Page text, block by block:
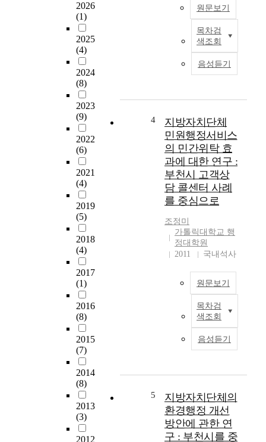
2026
(1)
2025
(4)
2024
(8)
2023
(9)
2022
(6)
2021
(4)
2019
(5)
2018
(4)
2017
(1)
2016
(8)
2015
(7)
2014
(8)
2013
(3)
2012
원문보기
목차검
색조회
음성듣기
4
지방자치단체
민원행정서비스
의 민간위탁 효
과에 대한 연구 :
부천시 고객상
담 콜센터 사례
를 중심으로
조정미
가톨릭대학교 행
정대학원
2011
국내석사
원문보기
목차검
색조회
음성듣기
5
지방자치단체의
환경행정 개선
방안에 관한 연
구 : 부천시를 중